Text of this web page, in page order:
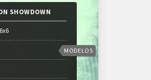
SHOWDOWN
MODELOS